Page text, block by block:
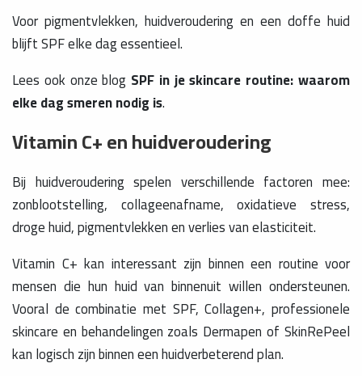
Voor pigmentvlekken, huidveroudering en een doffe huid
blijft SPF elke dag essentieel.
Lees ook onze blog SPF in je skincare routine: waarom
elke dag smeren nodig is.
Vitamin C+ en huidveroudering
Bij huidveroudering spelen verschillende factoren mee:
zonblootstelling, collageenafname, oxidatieve stress,
droge huid, pigmentvlekken en verlies van elasticiteit.
Vitamin C+ kan interessant zijn binnen een routine voor
mensen die hun huid van binnenuit willen ondersteunen.
Vooral de combinatie met SPF, Collagen+, professionele
skincare en behandelingen zoals Dermapen of SkinRePeel
kan logisch zijn binnen een huidverbeterend plan.